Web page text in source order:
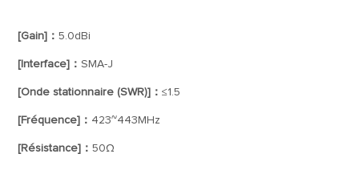
[Gain]：5.0dBi
[Interface]：SMA-J
[Onde stationnaire (SWR)]：≤1.5
[Fréquence]： 423~443MHz
[Résistance]：50Ω